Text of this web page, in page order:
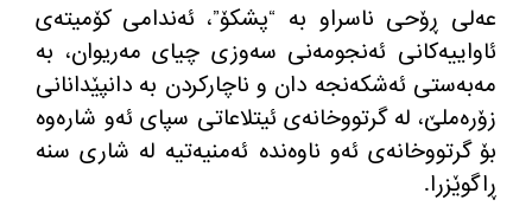
عه‌لی ڕۆحی ناسراو به‌ “پشكۆ”، ئه‌ندامی كۆمیته‌ی
ئاواییه‌كانی ئه‌نجومه‌نی سه‌وزی چیای مه‌ریوان، به‌
مه‌به‌ستی ئه‌شكه‌نجه‌ دان و ناچاركردن به‌ دانپێدانانی
زۆره‌ملێ، له‌ گرتووخانه‌ی ئیتلاعاتی سپای ئه‌و شاره‌وه‌
بۆ گرتووخانه‌ی ئه‌و ناوه‌نده‌ ئه‌منیه‌تیه‌ له‌ شاری سنه‌
ڕاگوێزرا.